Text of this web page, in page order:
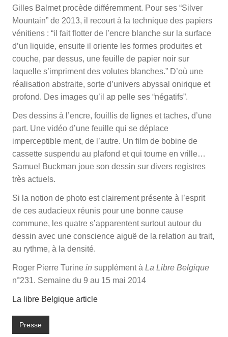
Gilles Balmet procède différemment. Pour ses “Silver
Mountain” de 2013, il recourt à la technique des papiers
vénitiens : “il fait flotter de l’encre blanche sur la surface
d’un liquide, ensuite il oriente les formes produites et
couche, par­ dessus, une feuille de papier noir sur
laquelle s’impriment des volutes blanches.” D’où une
réalisation abstraite, sorte d’univers abyssal onirique et
profond. Des images qu’il ap­ pelle ses “négatifs”.
Des dessins à l’encre, fouillis de lignes et taches, d’une
part. Une vidéo d’une feuille qui se déplace
imperceptible­ ment, de l’autre. Un film de bobine de
cassette suspendu au plafond et qui tourne en vrille…
Samuel Buckman joue son dessin sur divers registres
très actuels.
Si la notion de photo est clairement présente à l’esprit
de ces audacieux réunis pour une bonne cause
commune, les quatre s’apparentent surtout autour du
dessin avec une conscience aiguë de la relation au trait,
au rythme, à la den­sité.
Roger Pierre Turine in supplément à La Libre Belgique
n°231. Semaine du 9 au 15 mai 2014
La libre Belgique article
Presse